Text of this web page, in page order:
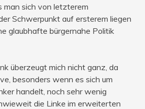
man sich von letzterem
Schwerpunkt auf ersterem liegen
glaubhafte bürgernahe Politik
überzeugt mich nicht ganz, da
besonders wenn es sich um
handelt, noch sehr wenig
die Linke im erweiterten